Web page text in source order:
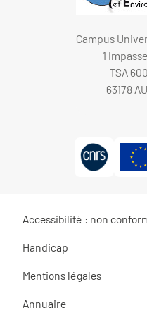
Campus
1
TSA
63178
Accessibilité : non
Handicap
Mentions légales
Annuaire